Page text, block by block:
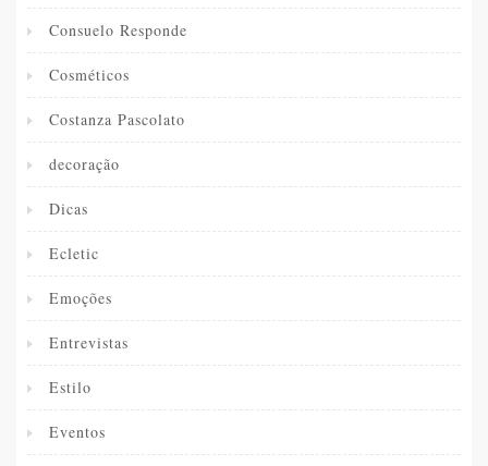
Consuelo Responde
Cosméticos
Costanza Pascolato
decoração
Dicas
Ecletic
Emoções
Entrevistas
Estilo
Eventos